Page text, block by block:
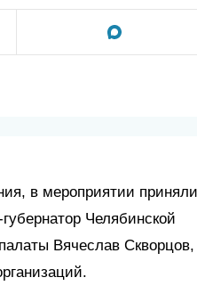
в мероприятии приняли
Челябинской
Вячеслав Скворцов,